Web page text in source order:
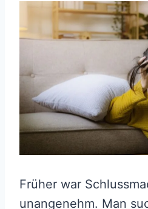
Früher war
unangenehm. Man